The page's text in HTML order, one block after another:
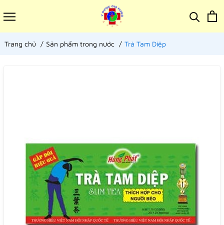
Trang chủ Sản phẩm trong nước Trà Tam Diệp